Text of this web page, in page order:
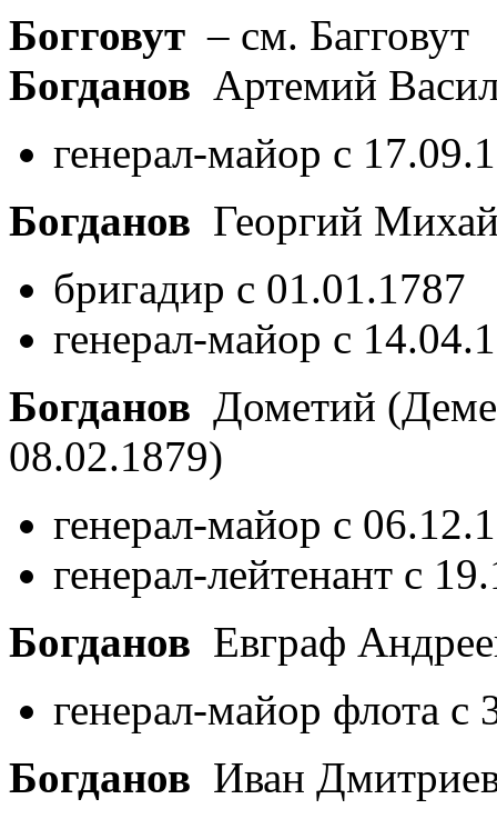
Богговут – см. Багговут
Богданов Артемий
генерал-майор с
Богданов Георгий
бригадир с 01.01.1787
генерал-майор с
Богданов Дометий
08.02.1879)
генерал-майор с
генерал-лейтенант с
Богданов Евграф
генерал-майор флота с
Богданов Иван